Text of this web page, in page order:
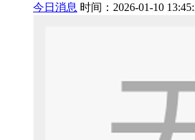
今日消息 时间：2026-01-10